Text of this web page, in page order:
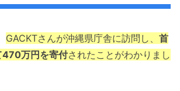
GACKTさんが沖縄県庁舎に訪問し、 首
470万円を寄付されたことがわかりまし